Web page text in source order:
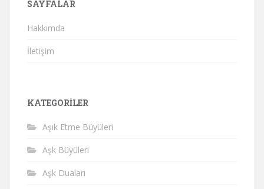
SAYFALAR
Hakkımda
İletişim
KATEGORILER
Aşık Etme Büyüleri
Aşk Büyüleri
Aşk Duaları